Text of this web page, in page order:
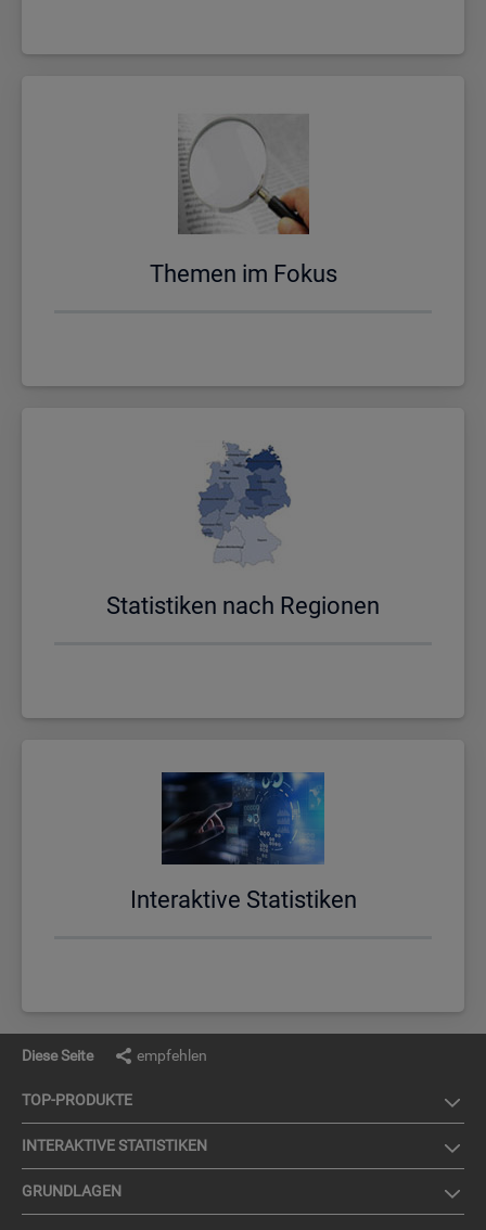
The­men im Fokus
Sta­tis­ti­ken nach Re­gio­nen
In­ter­ak­ti­ve Sta­tis­ti­ken
Diese Seite empfehlen
TOP-PRO­DUK­TE
IN­TER­AK­TI­VE STA­TIS­TI­KEN
GRUND­LA­GEN